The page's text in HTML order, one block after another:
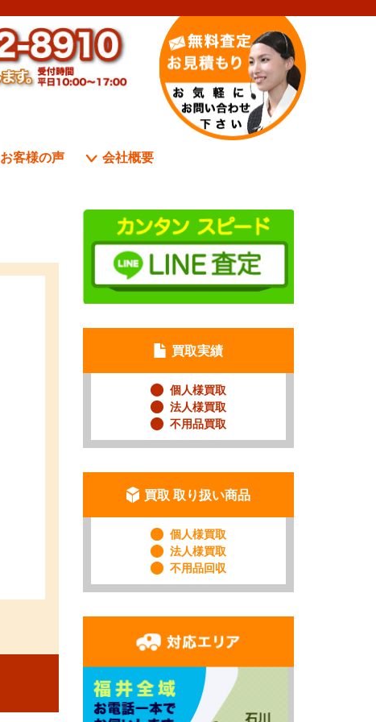
お客様の声 会社概要
買取実績
個人様買取
法人様買取
不用品買取
買取 取り扱い商品
個人様買取
法人様買取
不用品回収